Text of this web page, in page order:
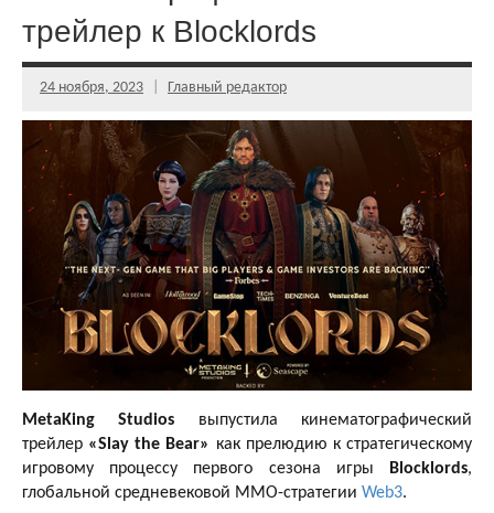
трейлер к Blocklords
24 ноября, 2023 Главный редактор
MetaKing Studios выпустила кинематографический
трейлер «Slay the Bear» как прелюдию к стратегическому
игровому процессу первого сезона игры
Blocklords,
глобальной средневековой MMO-стратегии Web3.